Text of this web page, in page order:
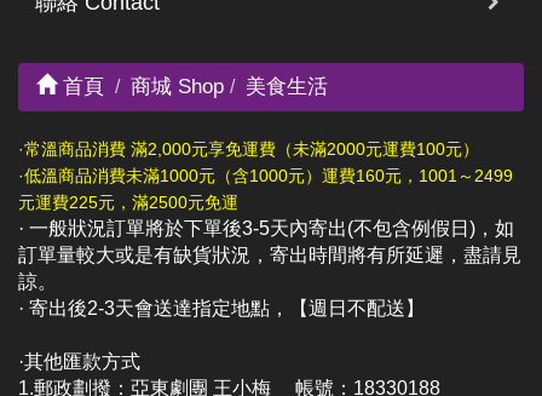
首頁 商城 Shop 美食生活
·常溫商品消費 滿2,000元享免運費（未滿2000元運費100元）
·低溫商品消費未滿1000元（含1000元）運費160元，1001～2499
元運費225元，滿2500元免運
· 一般狀況訂單將於下單後3-5天內寄出(不包含例假日)，如
訂單量較大或是有缺貨狀況，寄出時間將有所延遲，盡請見
諒。
· 寄出後2-3天會送達指定地點，【週日不配送】
·其他匯款方式
1.郵政劃撥：亞東劇團 王小梅 帳號：18330188